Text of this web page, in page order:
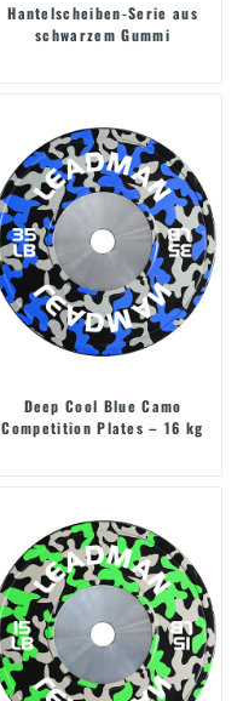
Hantelscheiben-Serie aus
schwarzem Gummi
Deep Cool Blue Camo
Competition Plates – 16 kg